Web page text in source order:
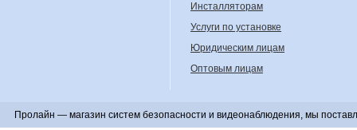
Инсталляторам
Услуги по установке
Юридическим лицам
Оптовым лицам
Пролайн — магазин систем безопасности и видеонаблюдения, мы